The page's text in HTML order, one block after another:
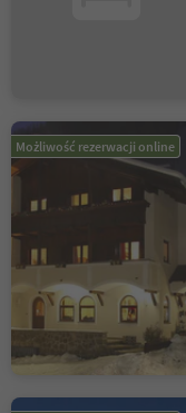
Możliwość rezerwacji online